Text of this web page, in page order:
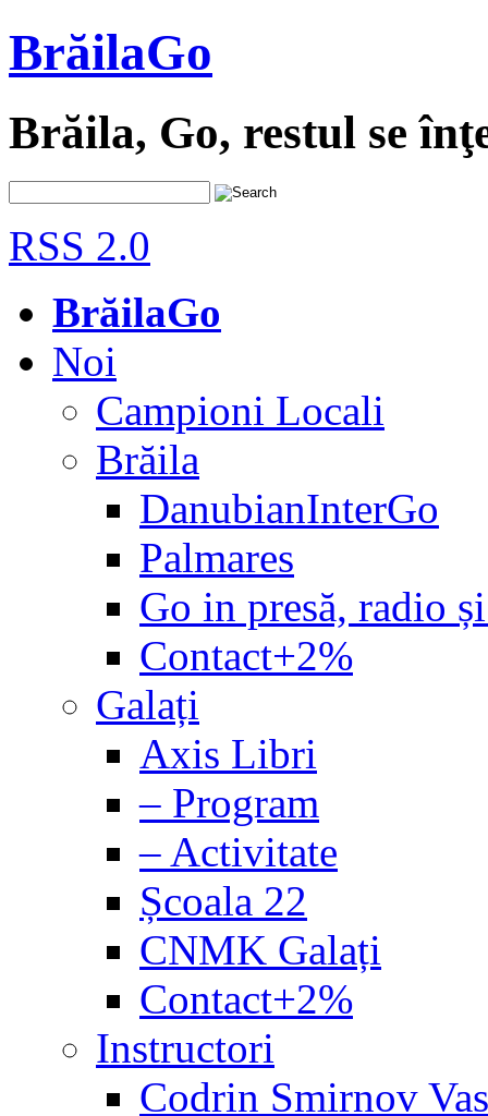
BrăilaGo
Brăila, Go, restul se
RSS 2.0
BrăilaGo
Noi
Campioni Locali
Brăila
DanubianInterGo
Palmares
Go in presă, radio
Contact+2%
Galați
Axis Libri
– Program
– Activitate
Școala 22
CNMK Galați
Contact+2%
Instructori
Codrin Smirnov